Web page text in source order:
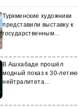
Туркменские художники
представили выставку к
государственным
В Ашхабаде прошёл
модный показ к 30-летию
нейтралитета